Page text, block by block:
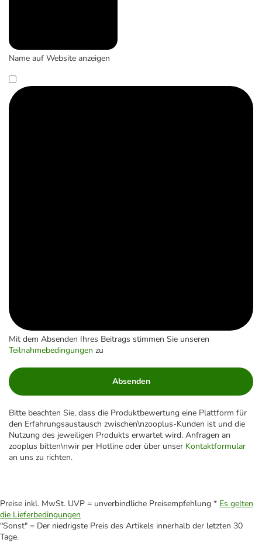
Name auf Website anzeigen
Mit dem Absenden Ihres Beitrags stimmen Sie unseren
Teilnahmebedingungen zu
Absenden
Bitte beachten Sie, dass die Produktbewertung eine Plattform für
den Erfahrungsaustausch zwischen\nzooplus-Kunden ist und die
Nutzung des jeweiligen Produkts erwartet wird. Anfragen an
zooplus bitten\nwir per Hotline oder über unser Kontaktformular
an uns zu richten.
Preise inkl. MwSt. UVP = unverbindliche Preisempfehlung * Es gelten
die Lieferbedingungen
"Sonst" = Der niedrigste Preis des Artikels innerhalb der letzten 30
Tage.